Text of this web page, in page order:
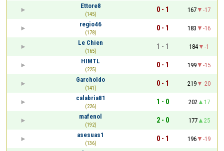
Ettore8
(145)
0 - 1 167
-17
regio46
(178)
0 - 1 183
-16
Le Chien
(165)
1 - 1 184
-1
HIMTL
(225)
0 - 1 199
-15
GarchoIdo
(141)
0 - 1 219
-20
calabria81
(226)
1 - 0 202
17
mafenol
(192)
2 - 0 177
25
asesuas1
(136)
0 - 1 196
-19